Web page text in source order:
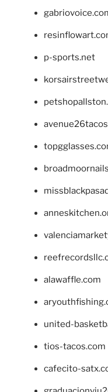
p-sports.net
alawaffle.com
united-
tios-tacos.com
cafecito-